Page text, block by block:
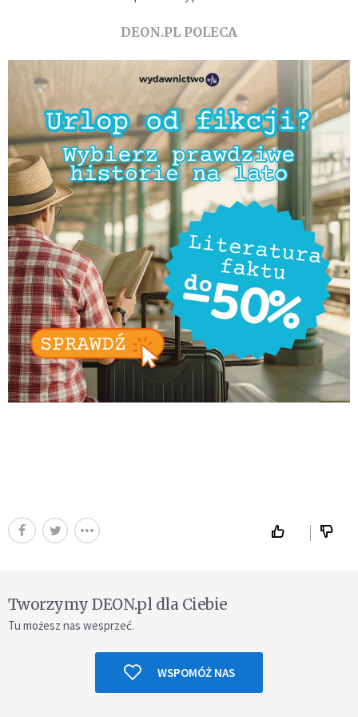
DEON.PL POLECA
Tworzymy DEON.pl dla Ciebie
Tu możesz nas wesprzeć.
WSPOMÓŻ NAS